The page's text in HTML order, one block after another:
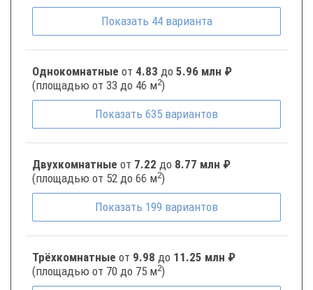
Показать 44 варианта
Однокомнатные от 4.83 до 5.96 млн ₽
(площадью от 33 до 46 м2)
Показать 635 вариантов
Двухкомнатные от 7.22 до 8.77 млн ₽
(площадью от 52 до 66 м2)
Показать 199 вариантов
Трёхкомнатные от 9.98 до 11.25 млн ₽
(площадью от 70 до 75 м2)